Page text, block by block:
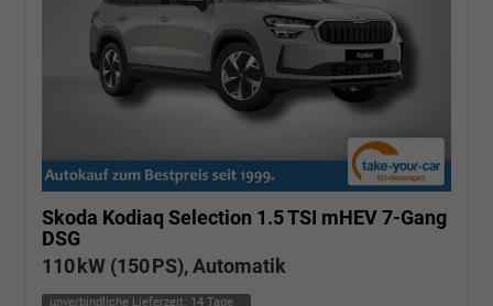
Skoda Kodiaq Selection 1.5 TSI mHEV 7-Gang
DSG
110 kW (150 PS), Automatik
unverbindliche Lieferzeit: 14 Tage